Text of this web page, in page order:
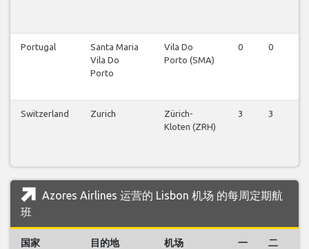
Portugal
Santa Maria
Vila Do
Porto
Vila Do
Porto (SMA)
0 0
Switzerland Zurich
Zürich-
Kloten (ZRH)
3 3
Azores Airlines 运营的 Lisbon 机场 的每周定期航
班
国家 目的地 机场 一 二